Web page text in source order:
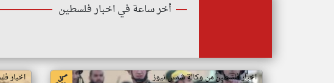
أخر ساعة في اخبار فلسطين
اخبار فلسطين من وكالة شمس نيوز اخبار